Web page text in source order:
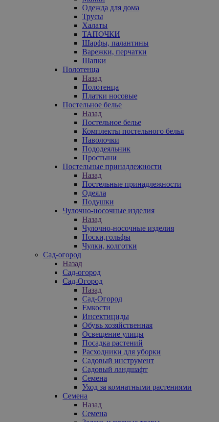
Одежда для дома
Трусы
Халаты
ТАПОЧКИ
Шарфы, палантины
Варежки, перчатки
Шапки
Полотенца
Назад
Полотенца
Платки носовые
Постельное белье
Назад
Постельное белье
Комплекты постельного белья
Наволочки
Пододеяльник
Простыни
Постельные принадлежности
Назад
Постельные принадлежности
Одеяла
Подушки
Чулочно-носочные изделия
Назад
Чулочно-носочные изделия
Носки,гольфы
Чулки, колготки
Сад-огород
Назад
Сад-огород
Сад-Огород
Назад
Сад-Огород
Емкости
Инсектициды
Обувь хозяйственная
Освещение улицы
Посадка растений
Расходники для уборки
Садовый инструмент
Садовый ландшафт
Семена
Уход за комнатными растениями
Семена
Назад
Семена